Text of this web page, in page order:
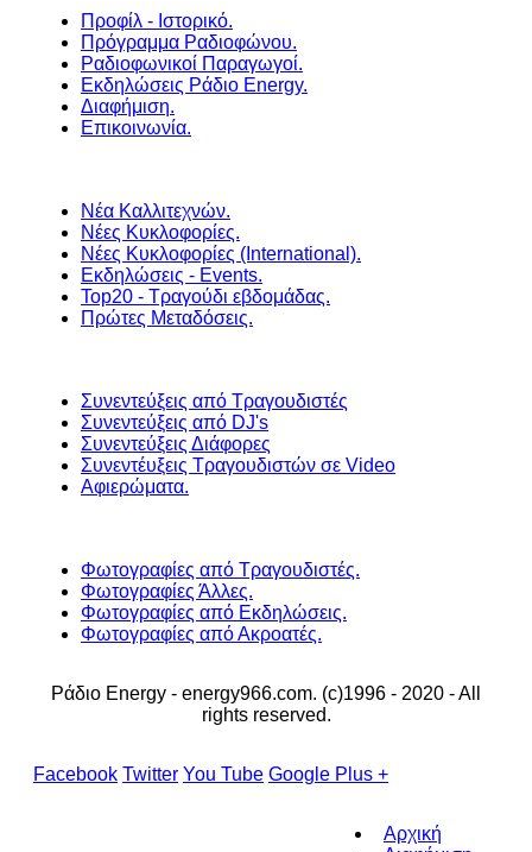
Προφίλ - Ιστορικό.
Πρόγραμμα Ραδιοφώνου.
Ραδιοφωνικοί Παραγωγοί.
Εκδηλώσεις Ράδιο Energy.
Διαφήμιση.
Επικοινωνία.
Νέα Καλλιτεχνών.
Νέες Κυκλοφορίες.
Νέες Κυκλοφορίες (International).
Εκδηλώσεις - Events.
Top20 - Τραγούδι εβδομάδας.
Πρώτες Μεταδόσεις.
Συνεντεύξεις από Τραγουδιστές
Συνεντεύξεις από DJ's
Συνεντεύξεις Διάφορες
Συνεντέυξεις Τραγουδιστών σε Video
Αφιερώματα.
Φωτογραφίες από Τραγουδιστές.
Φωτογραφίες Άλλες.
Φωτογραφίες από Εκδηλώσεις.
Φωτογραφίες από Ακροατές.
Ράδιο Energy - energy966.com. (c)1996 - 2020 - All
rights reserved.
Facebook Twitter You Tube Google Plus +
Αρχική